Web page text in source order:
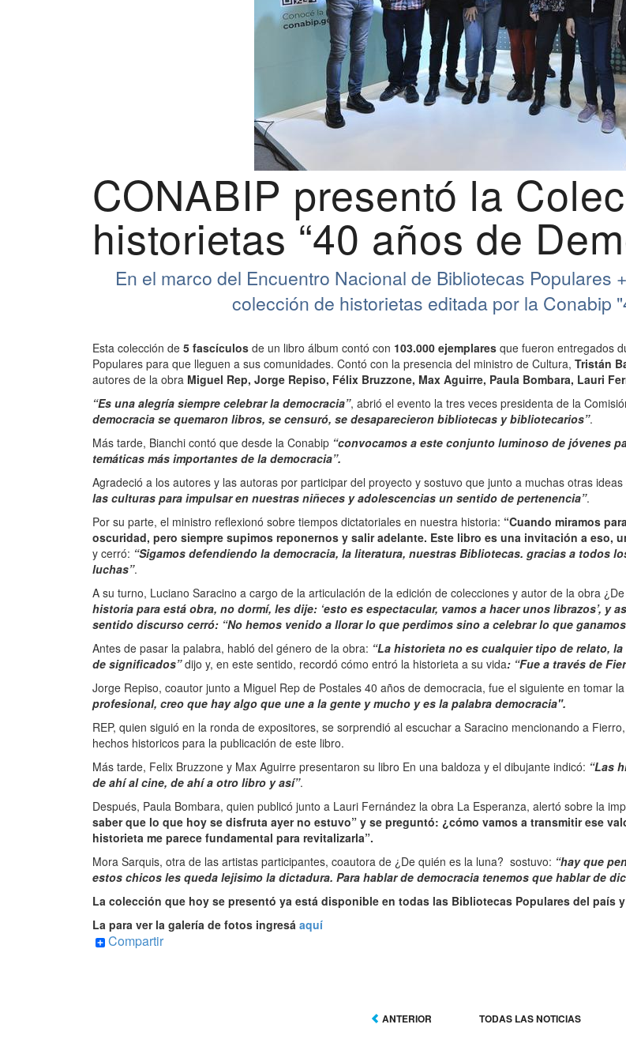
CONABIP presentó la
historietas “40 años de
En el marco del Encuentro Nacional de Bibliotecas Populares
colección de historietas editada por la Conabip
Esta colección de 5 fascículos de un libro álbum contó con 103.000 ejemplares que fueron entregados
Populares para que lleguen a sus comunidades. Contó con la presencia del ministro de Cultura, Tristán
autores de la obra Miguel Rep, Jorge Repiso, Félix Bruzzone, Max Aguirre, Paula Bombara, Lauri
“Es una alegría siempre celebrar la democracia”, abrió el evento la tres veces presidenta de la
democracia se quemaron libros, se censuró, se desaparecieron bibliotecas y bibliotecarios”.
Más tarde, Bianchi contó que desde la Conabip “convocamos a este conjunto luminoso de jóvenes
temáticas más importantes de la democracia”.
Agradeció a los autores y las autoras por participar del proyecto y sostuvo que junto a muchas otras
las culturas para impulsar en nuestras niñeces y adolescencias un sentido de pertenencia”.
Por su parte, el ministro reflexionó sobre tiempos dictatoriales en nuestra historia: “Cuando miramos
oscuridad, pero siempre supimos reponernos y salir adelante. Este libro es una invitación a eso,
y cerró: “Sigamos defendiendo la democracia, la literatura, nuestras Bibliotecas. gracias a todos
luchas”.
A su turno, Luciano Saracino a cargo de la articulación de la edición de colecciones y autor de la obra
historia para está obra, no dormí, les dije: ‘esto es espectacular, vamos a hacer unos librazos’, y
sentido discurso cerró: “No hemos venido a llorar lo que perdimos sino a celebrar lo que
Antes de pasar la palabra, habló del género de la obra: “La historieta no es cualquier tipo de relato,
de significados”dijo y, en este sentido, recordó cómo entró la historieta a su vida: “Fue a través de
Jorge Repiso, coautor junto a Miguel Rep de Postales 40 años de democracia, fue el siguiente en tomar
profesional, creo que hay algo que une a la gente y mucho y es la palabra democracia".
REP, quien siguió en la ronda de expositores, se sorprendió al escuchar a Saracino mencionando a
hechos historicos para la publicación de este libro.
Más tarde, Felix Bruzzone y Max Aguirre presentaron su libro En una baldoza y el dibujante indicó: “Las
de ahí al cine, de ahí a otro libro y así”.
Después, Paula Bombara, quien publicó junto a Lauri Fernández la obra La Esperanza, alertó sobre la
saber que lo que hoy se disfruta ayer no estuvo” y se preguntó: ¿cómo vamos a transmitir ese
historieta me parece fundamental para revitalizarla”.
Mora Sarquis, otra de las artistas participantes, coautora de ¿De quién es la luna? sostuvo: “hay que
estos chicos les queda lejisimo la dictadura. Para hablar de democracia tenemos que hablar de
La colección que hoy se presentó ya está disponible en todas las Bibliotecas Populares del país
La para ver la galería de fotos ingresá aquí
Compartir
ANTERIOR TODAS LAS NOTICIAS